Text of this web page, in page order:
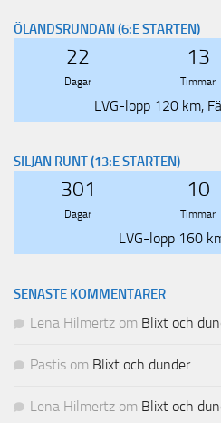
ÖLANDSRUNDAN (6:E STARTEN)
22
Dagar
13
Timmar
LVG-lopp 120 km,
SILJAN RUNT (13:E STARTEN)
301
Dagar
10
Timmar
LVG-lopp 160
SENASTE KOMMENTARER
Lena Hilmertz om Blixt och
Pastis om Blixt och dunder
Lena Hilmertz om Blixt och